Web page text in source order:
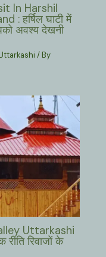
In Harshil
हर्षिल घाटी में
अवश्य देखनी
/ By
Uttarkashi
रिवाजों के